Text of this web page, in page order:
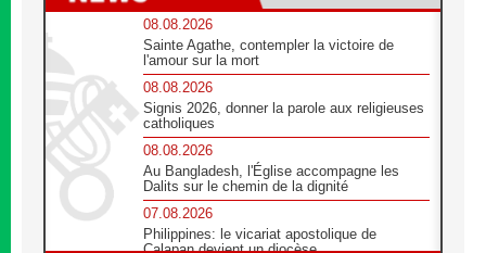
08.08.2026
Sainte Agathe, contempler la victoire de
l'amour sur la mort
08.08.2026
Signis 2026, donner la parole aux religieuses
catholiques
08.08.2026
Au Bangladesh, l'Église accompagne les
Dalits sur le chemin de la dignité
07.08.2026
Philippines: le vicariat apostolique de
Calapan devient un diocèse